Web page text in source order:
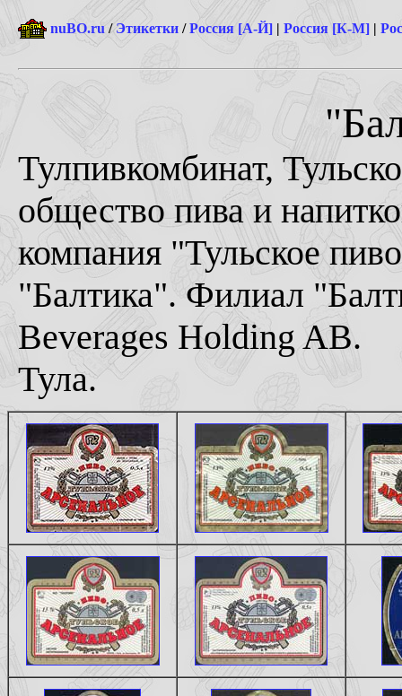
nuBO.ru /Этикетки /Россия [А-Й] | Россия [К-М] |
Тулпивкомбинат,
общество пива и
компания "Тульское
"Балтика". Филиал
Beverages Holding AB.
Тула.